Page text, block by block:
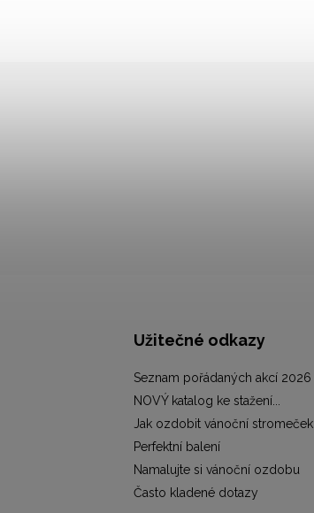
Užitečné odkazy
Seznam pořádaných akcí 2026
NOVÝ katalog ke stažení...
Jak ozdobit vánoční stromeček
Perfektní balení
Namalujte si vánoční ozdobu
Často kladené dotazy